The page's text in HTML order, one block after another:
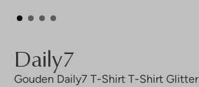
Daily7
Gouden Daily7 T-Shirt T-Shirt Glitter